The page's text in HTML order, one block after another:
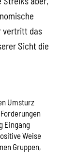
vertritt das
Sicht die
Umsturz
Eingang
Weise
Gruppen,